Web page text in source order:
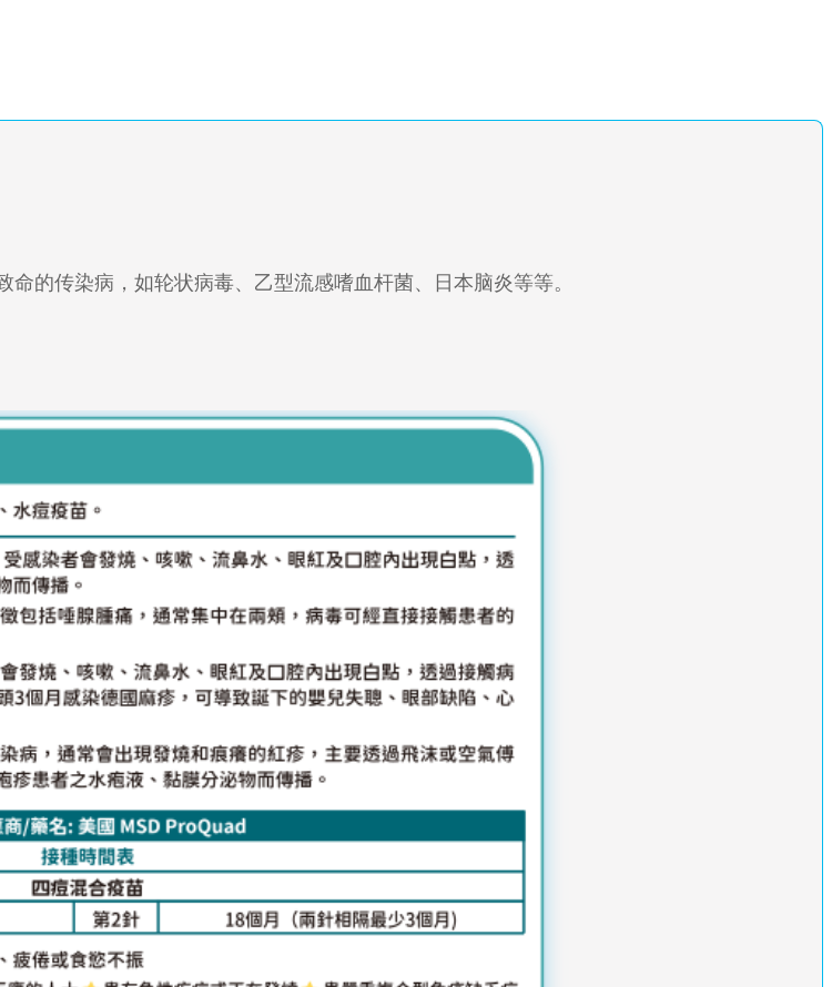
的传染病，如轮状病毒、乙型流感嗜血杆菌、日本脑炎等等。